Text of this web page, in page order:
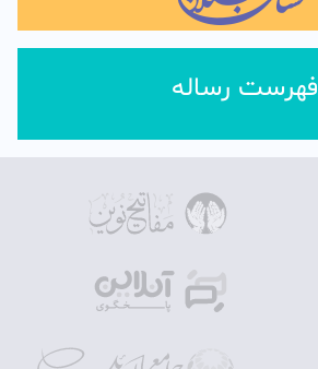
فهرست رساله